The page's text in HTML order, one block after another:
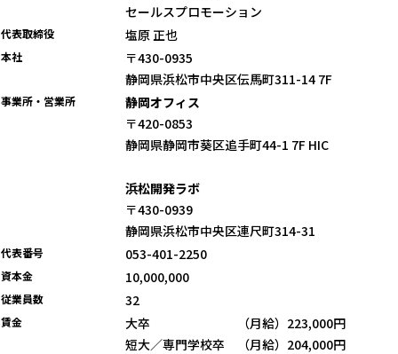
セールスプロモーション
代表取締役 塩原 正也
本社
〒430-0935
静岡県浜松市中央区伝馬町311-14 7F
事業所・営業所
静岡オフィス
〒420-0853
静岡県静岡市葵区追手町44-1 7F HIC
浜松開発ラボ
〒430-0939
静岡県浜松市中央区連尺町314-31
代表番号 053-401-2250
資本金 10,000,000
従業員数 32
賃金
大卒 （月給）223,000円
短大／専門学校卒 （月給）204,000円